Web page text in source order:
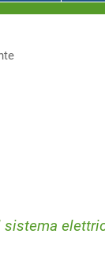
sistema